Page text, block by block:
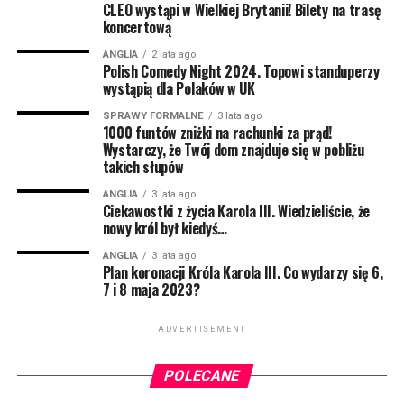
Bartosz Gajda:Kabareciarz, standuper, komik –
generalnie człowiek od śmiesznych rzeczy. Można go
oglądać na scenach wielu miast w Polsce, bo jeździ i
rozbawia ludzi. Podobno ktoś widział jak Bartosz kiedyś
był poważny przez półtorej minuty, ale to nie jest do
końca potwierdzone. Prywatnie ze Śląska, a dokładniej
z Pszczyny. Dlatego czasem z jego ust może paść
tajemnicze “pogodej mi do lacza”, albo “co żeś tam zaś
przysmyczył?”. Możecie go kojarzyć z Radia ZET, gdzie
codziennie budzi tysiące słuchaczy.
NIE MOŻE CIĘ TAM ZABRAKNĄĆ! Liczba miejsc na
widowni jest mocno ograniczona, więc nie zwlekaj z
zakupem biletów. Dostępna jest pierwsza pula w
promocyjnej cenie! ZAPRASZAMY
https://buytickets.at/sherlockmedialtd
CLEO wystąpi w Wielkiej Brytanii! Bilety na trasę
koncertową
ANGLIA 2 lata ago
Polish Comedy Night 2024. Topowi standuperzy
wystąpią dla Polaków w UK
SPRAWY FORMALNE 3 lata ago
1000 funtów zniżki na rachunki za prąd!
Wystarczy, że Twój dom znajduje się w pobliżu
takich słupów
ANGLIA 3 lata ago
Ciekawostki z życia Karola III. Wiedzieliście, że
nowy król był kiedyś…
ANGLIA 3 lata ago
Plan koronacji Króla Karola III. Co wydarzy się 6,
7 i 8 maja 2023?
ADVERTISEMENT
POLECANE